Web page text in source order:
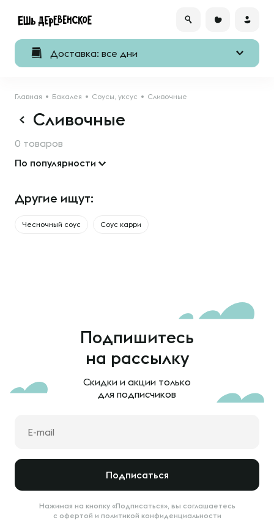
Доставка: все дни
Главная Бакалея Соусы, уксус Сливочные
Сливочные
0 товаров
По популярности
Другие ищут:
Чесночный соус Соус карри
Подпишитесь
на рассылку
Скидки и акции только
для подписчиков
Подписаться
Нажимая на кнопку «Подписаться», вы соглашаетесь
с офертой и политикой конфиденциальности